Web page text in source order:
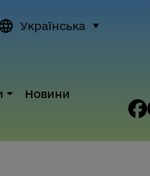
Українська
Новини